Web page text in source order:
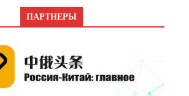
ПАРТНЕРЫ